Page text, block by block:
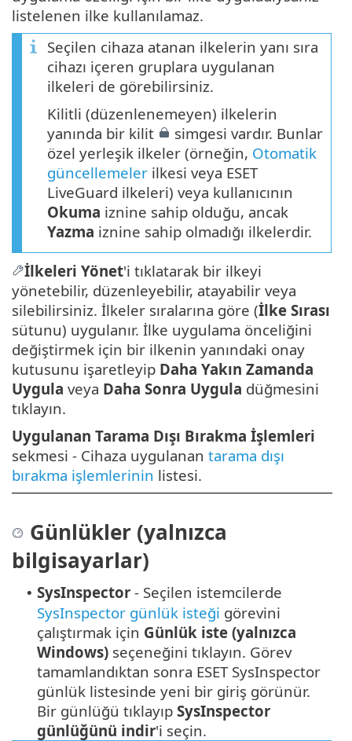
listelenen ilke kullanılamaz.
Seçilen cihaza atanan ilkelerin yanı sıra
cihazı içeren gruplara uygulanan
ilkeleri de görebilirsiniz.
Kilitli (düzenlenemeyen) ilkelerin
yanında bir kilit
simgesi vardır. Bunlar
özel yerleşik ilkeler (örneğin, Otomatik
güncellemeler ilkesi veya ESET
LiveGuard ilkeleri) veya kullanıcının
Okuma iznine sahip olduğu, ancak
Yazma iznine sahip olmadığı ilkelerdir.
İlkeleri Yönet'i tıklatarak bir ilkeyi
yönetebilir, düzenleyebilir, atayabilir veya
silebilirsiniz. İlkeler sıralarına göre (İlke Sırası
sütunu) uygulanır. İlke uygulama önceliğini
değiştirmek için bir ilkenin yanındaki onay
kutusunu işaretleyip Daha Yakın Zamanda
Uygula veya Daha Sonra Uygula düğmesini
tıklayın.
Uygulanan Tarama Dışı Bırakma İşlemleri
sekmesi - Cihaza uygulanan tarama dışı
bırakma işlemlerinin listesi.
Günlükler (yalnızca
bilgisayarlar)
• SysInspector - Seçilen istemcilerde
SysInspector günlük isteği görevini
çalıştırmak için Günlük iste (yalnızca
Windows) seçeneğini tıklayın. Görev
tamamlandıktan sonra ESET SysInspector
günlük listesinde yeni bir giriş görünür.
Bir günlüğü tıklayıp SysInspector
günlüğünü indir'i seçin.